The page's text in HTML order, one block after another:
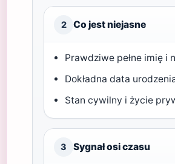
2 Co jest niejasne
Prawdziwe pełne imię i
Dokładna data
Stan cywilny i życie
3 Sygnał osi czasu